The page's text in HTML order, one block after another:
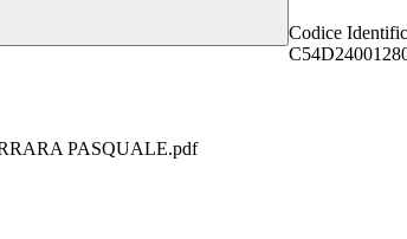
Codice
PASQUALE.pdf